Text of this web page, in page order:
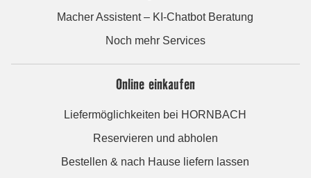
Macher Assistent – KI-Chatbot Beratung
Noch mehr Services
Online einkaufen
Liefermöglichkeiten bei HORNBACH
Reservieren und abholen
Bestellen & nach Hause liefern lassen